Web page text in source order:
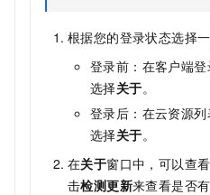
根据您的登录状态选择
登录前：在客户端
选择关于。
登录后：在云资源
选择关于。
在关于窗口中，可以查
击检测更新来查看是否有